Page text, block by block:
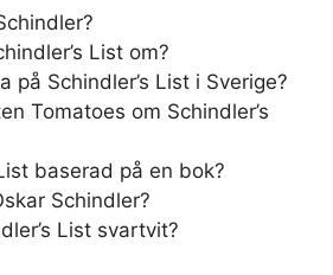
List om?
på Schindler’s List i Sverige?
Tomatoes om Schindler’s
baserad på en bok?
Schindler?
List svartvit?